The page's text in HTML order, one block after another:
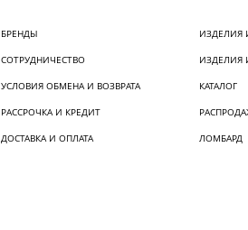
БРЕНДЫ
СОТРУДНИЧЕСТВО
УСЛОВИЯ ОБМЕНА И ВОЗВРАТА
РАССРОЧКА И КРЕДИТ
ДОСТАВКА И ОПЛАТА
ИЗДЕЛИЯ
ИЗДЕЛИЯ
КАТАЛОГ
ЛОМБАРД